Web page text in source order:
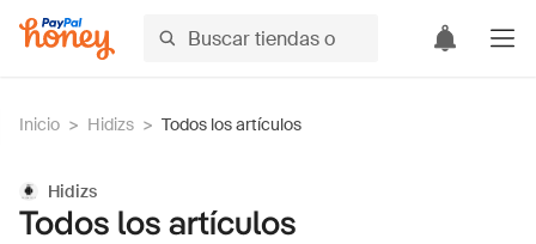
Inicio > Hidizs > Todos los artículos
Hidizs
Todos los artículos